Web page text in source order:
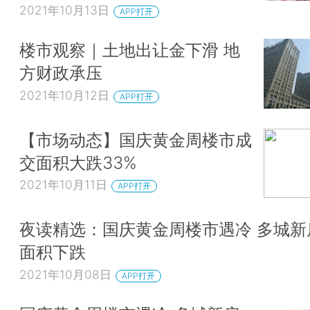
2021年10月13日 APP打开
楼市观察｜土地出让金下滑 地
方财政承压
2021年10月12日 APP打开
【市场动态】国庆黄金周楼市成
交面积大跌33%
2021年10月11日 APP打开
夜读精选：国庆黄金周楼市遇冷 多城
面积下跌
2021年10月08日 APP打开